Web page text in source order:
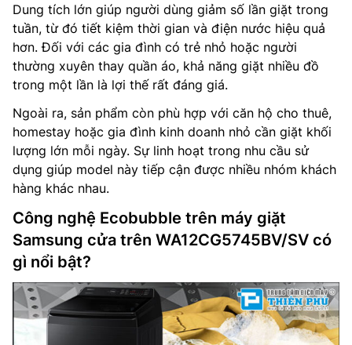
Dung tích lớn giúp người dùng giảm số lần giặt trong
tuần, từ đó tiết kiệm thời gian và điện nước hiệu quả
hơn. Đối với các gia đình có trẻ nhỏ hoặc người
thường xuyên thay quần áo, khả năng giặt nhiều đồ
trong một lần là lợi thế rất đáng giá.
Ngoài ra, sản phẩm còn phù hợp với căn hộ cho thuê,
homestay hoặc gia đình kinh doanh nhỏ cần giặt khối
lượng lớn mỗi ngày. Sự linh hoạt trong nhu cầu sử
dụng giúp model này tiếp cận được nhiều nhóm khách
hàng khác nhau.
Công nghệ Ecobubble trên máy giặt
Samsung cửa trên WA12CG5745BV/SV có
gì nổi bật?